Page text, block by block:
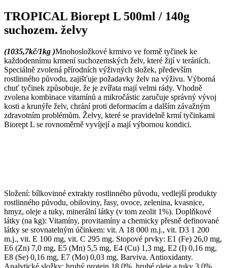
TROPICAL Biorept L 500ml / 140g
suchozem. želvy
(1035,7kč/1kg )Mnohosložkové krmivo ve formě tyčinek ke
každodennímu krmení suchozemských želv, které žijí v teráriích.
Speciálně zvolená přírodních výživných složek, především
rostlinného původu, zajišťuje požadavky želv na výživu. Výborná
chuť tyčinek způsobuje, že je zvířata mají velmi rády. Vhodně
zvolena kombinace vitamínů a mikročástic zaručuje správný vývoj
kosti a krunýře želv, chrání proti deformacím a dalším závažným
zdravotním problémům. Želvy, které se pravidelně krmí tyčinkami
Biorept L se rovnoměrně vyvíjejí a mají výbornou kondici.
Složení: bílkovinné extrakty rostlinného původu, vedlejší produkty
rostlinného původu, obiloviny, řasy, ovoce, zelenina, kvasnice,
hmyz, oleje a tuky, minerální látky (v tom zeolit 1%). Doplňkové
látky (na kg): Vitamíny, provitamíny a chemicky přesně definované
látky se srovnatelným účinkem: vit. A 18 000 m.j., vit. D3 1 200
m.j., vit. E 100 mg, vit. C 295 mg. Stopové prvky: E1 (Fe) 26,0 mg,
E6 (Zn) 7,0 mg, E5 (Mn) 5,5 mg, E4 (Cu) 1,3 mg, E2 (I) 0,16 mg,
E8 (Se) 0,16 mg, E7 (Mo) 0,03 mg. Barviva. Antioxidanty.
Analytické složky: hrubý protein 18,0%, hrubé oleje a tuky 3,0%,